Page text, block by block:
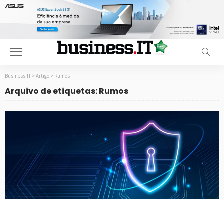
Business-IT > Artigo > Rumos
Arquivo de etiquetas: Rumos